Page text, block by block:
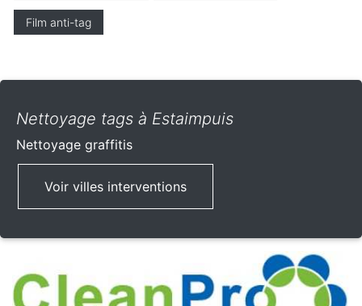
Film anti-tag
Nettoyage tags à Estaimpuis
Nettoyage graffitis
Voir villes interventions